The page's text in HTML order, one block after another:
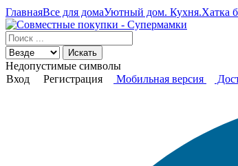
ГлавнаяВсе для домаУютный дом. Кухня.Хатка
Искать
Недопустимые символы
Вход
Регистрация Мобильная версия